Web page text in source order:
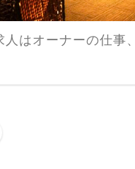
人はオーナーの仕事